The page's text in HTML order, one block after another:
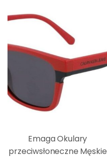
Emaga Okulary
przeciwsłoneczne Męskie